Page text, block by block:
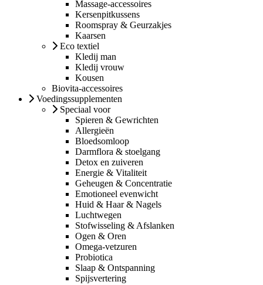
Massage-accessoires
Kersenpitkussens
Roomspray & Geurzakjes
Kaarsen
Eco textiel
Kledij man
Kledij vrouw
Kousen
Biovita-accessoires
Voedingssupplementen
Speciaal voor
Spieren & Gewrichten
Allergieën
Bloedsomloop
Darmflora & stoelgang
Detox en zuiveren
Energie & Vitaliteit
Geheugen & Concentratie
Emotioneel evenwicht
Huid & Haar & Nagels
Luchtwegen
Stofwisseling & Afslanken
Ogen & Oren
Omega-vetzuren
Probiotica
Slaap & Ontspanning
Spijsvertering